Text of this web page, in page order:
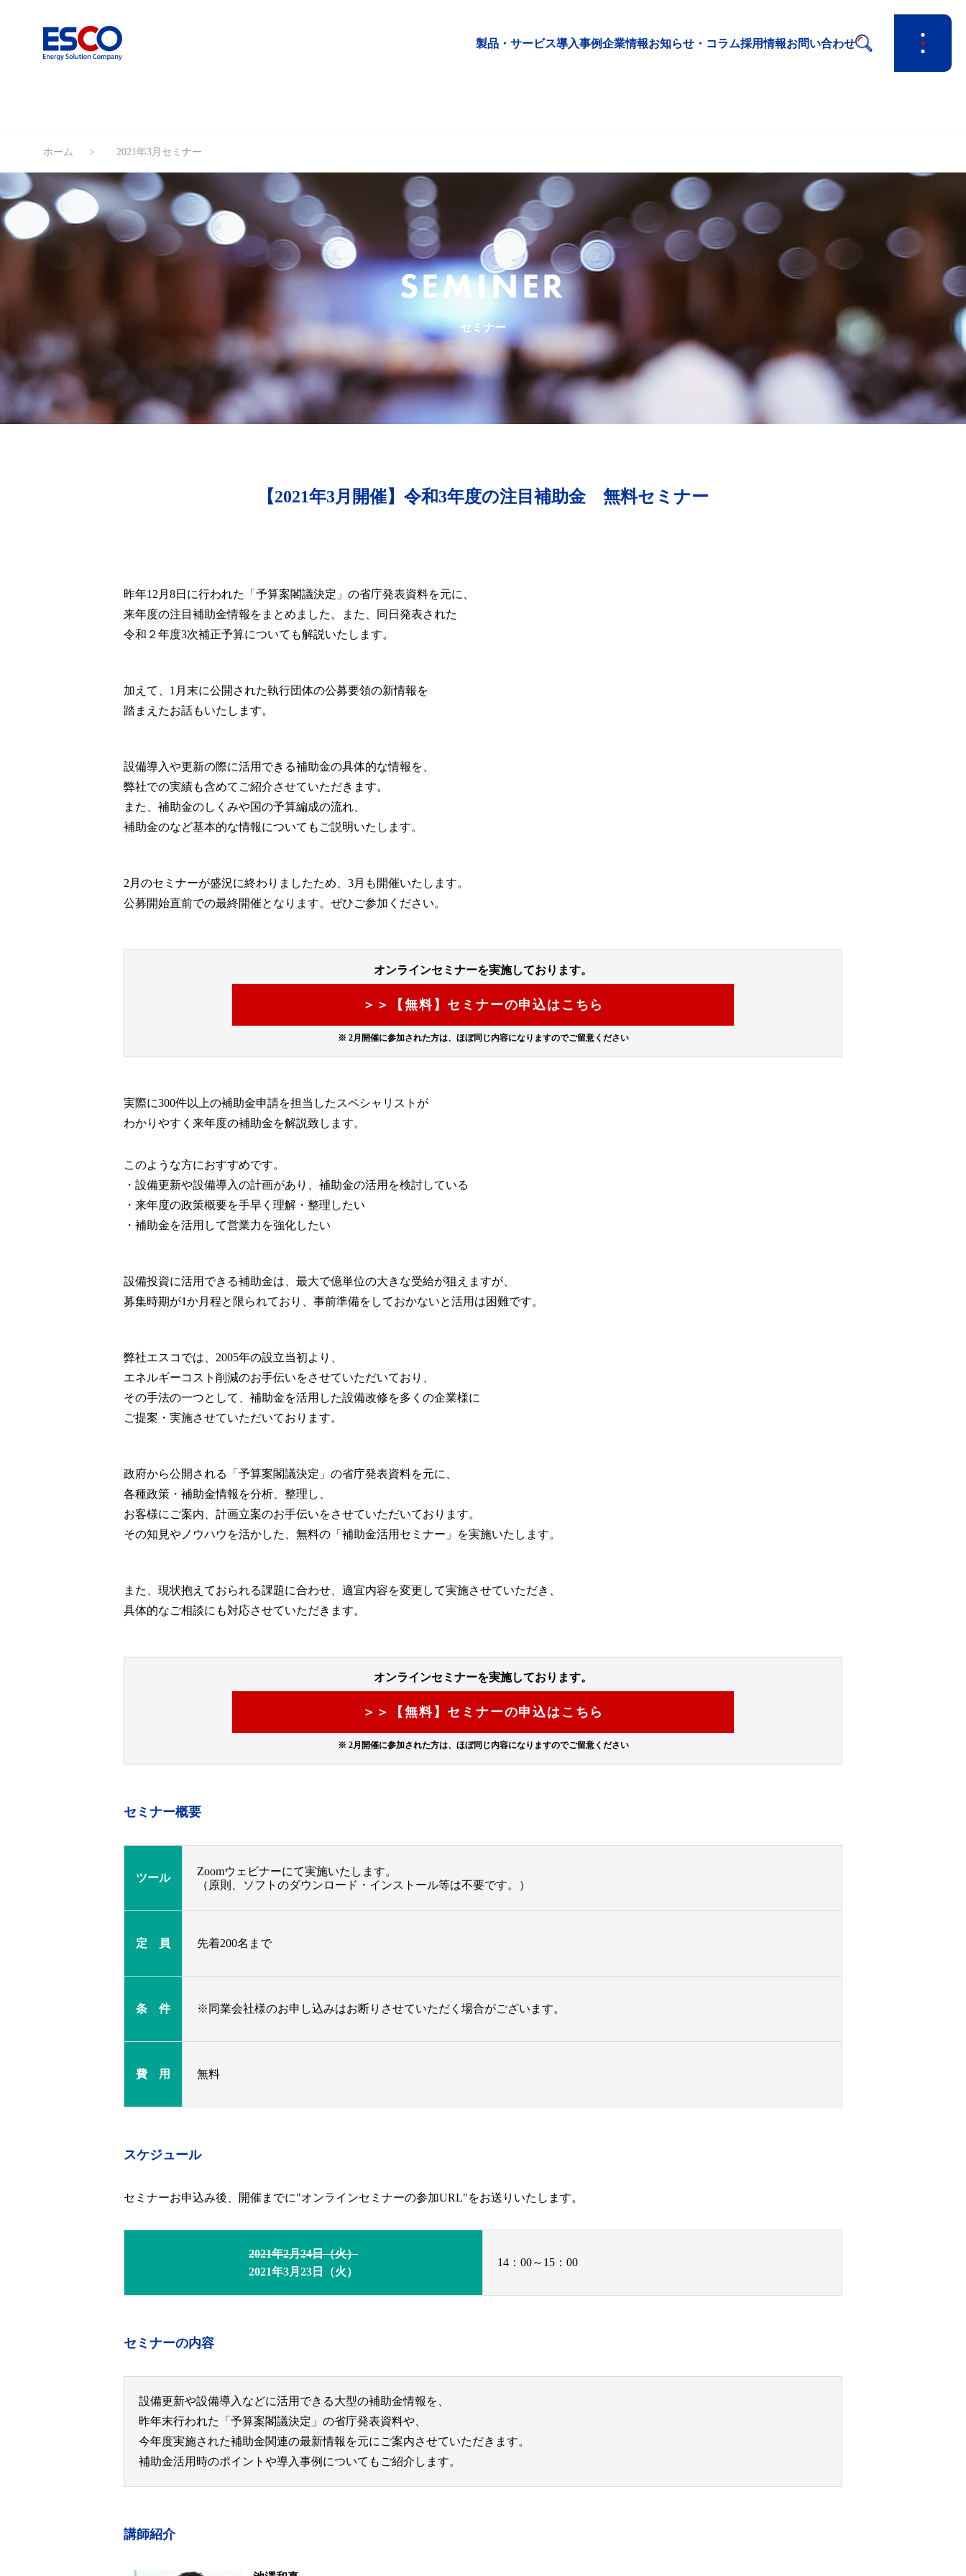
製品・サービス導入事例企業情報お知らせ・コラム採用情報お問い合わせ
ホーム 2021年3月セミナー
SEMINER
セミナー
【2021年3月開催】令和3年度の注目補助金 無料セミナー
昨年12月8日に行われた「予算案閣議決定」の省庁発表資料を元に、
来年度の注目補助金情報をまとめました。また、同日発表された
令和２年度3次補正予算についても解説いたします。
加えて、1月末に公開された執行団体の公募要領の新情報を
踏まえたお話もいたします。
設備導入や更新の際に活用できる補助金の具体的な情報を、
弊社での実績も含めてご紹介させていただきます。
また、補助金のしくみや国の予算編成の流れ、
補助金のなど基本的な情報についてもご説明いたします。
2月のセミナーが盛況に終わりましたため、3月も開催いたします。
公募開始直前での最終開催となります。ぜひご参加ください。
オンラインセミナーを実施しております。
＞＞【無料】セミナーの申込はこちら
※ 2⽉開催に参加された⽅は、ほぼ同じ内容になりますのでご留意ください
実際に300件以上の補助金申請を担当したスペシャリストが
わかりやすく来年度の補助金を解説致します。
このような方におすすめです。
・設備更新や設備導入の計画があり、補助金の活用を検討している
・来年度の政策概要を手早く理解・整理したい
・補助金を活用して営業力を強化したい
設備投資に活用できる補助金は、最大で億単位の大きな受給が狙えますが、
募集時期が1か月程と限られており、事前準備をしておかないと活用は困難です。
弊社エスコでは、2005年の設立当初より、
エネルギーコスト削減のお手伝いをさせていただいており、
その手法の一つとして、補助金を活用した設備改修を多くの企業様に
ご提案・実施させていただいております。
政府から公開される「予算案閣議決定」の省庁発表資料を元に、
各種政策・補助金情報を分析、整理し、
お客様にご案内、計画立案のお手伝いをさせていただいております。
その知見やノウハウを活かした、無料の「補助金活用セミナー」を実施いたします。
また、現状抱えておられる課題に合わせ、適宜内容を変更して実施させていただき、
具体的なご相談にも対応させていただきます。
オンラインセミナーを実施しております。
＞＞【無料】セミナーの申込はこちら
※ 2⽉開催に参加された⽅は、ほぼ同じ内容になりますのでご留意ください
セミナー概要
ツール
Zoomウェビナーにて実施いたします。
（原則、ソフトのダウンロード・インストール等は不要です。）
定 員 先着200名まで
条 件 ※同業会社様のお申し込みはお断りさせていただく場合がございます。
費 用 無料
スケジュール
セミナーお申込み後、開催までに"オンラインセミナーの参加URL"をお送りいたします。
2021年2月24日（火）
2021年3月23日（火）
14：00～15：00
セミナーの内容
設備更新や設備導入などに活用できる大型の補助金情報を、
昨年末行われた「予算案閣議決定」の省庁発表資料や、
今年度実施された補助金関連の最新情報を元にご案内させていただきます。
補助金活用時のポイントや導入事例についてもご紹介します。
講師紹介